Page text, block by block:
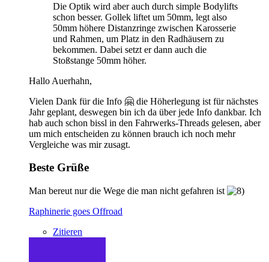
Die Optik wird aber auch durch simple Bodylifts
schon besser. Gollek liftet um 50mm, legt also
50mm höhere Distanzringe zwischen Karosserie
und Rahmen, um Platz in den Radhäusern zu
bekommen. Dabei setzt er dann auch die
Stoßstange 50mm höher.
Hallo Auerhahn,
Vielen Dank für die Info 🤗 die Höherlegung ist für nächstes
Jahr geplant, deswegen bin ich da über jede Info dankbar. Ich
hab auch schon bissl in den Fahrwerks-Threads gelesen, aber
um mich entscheiden zu können brauch ich noch mehr
Vergleiche was mir zusagt.
Beste Grüße
Man bereut nur die Wege die man nicht gefahren ist
Raphinerie goes Offroad
Zitieren